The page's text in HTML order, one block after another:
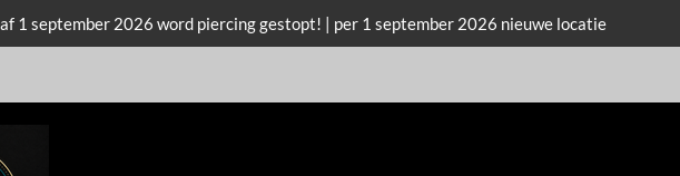
1 september 2026 word piercing gestopt! | per 1 september 2026 nieuwe locatie